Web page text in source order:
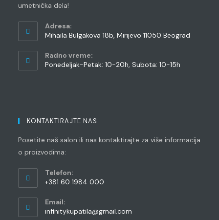
umetnička dela!
Adresa:
Mihaila Bulgakova 18b, Mirijevo 11050 Beograd
Radno vreme:
Ponedeljak-Petak: 10-20h, Subota: 10-15h
KONTAKTIRAJTE NAS
Posetite naš salon ili nas kontaktirajte za više informacija
o proizvodima:
Telefon:
+381 60 1984 000
in
your
Email:
infinitykupatila@gmail.com